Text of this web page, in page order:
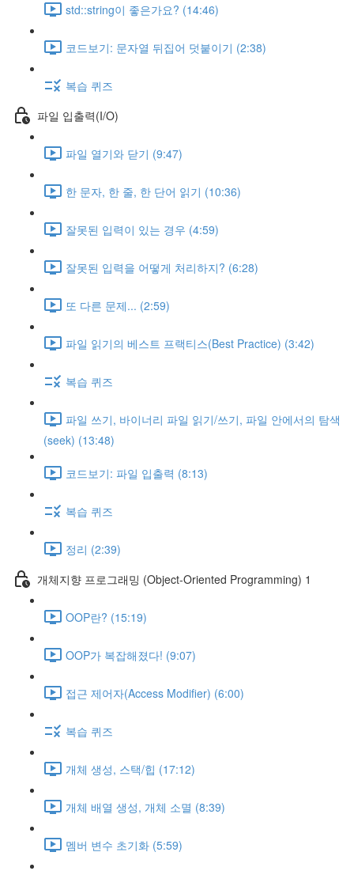
std::string이 좋은가요? (14:46)
코드보기: 문자열 뒤집어 덧붙이기 (2:38)
복습 퀴즈
파일 입출력(I/O)
파일 열기와 닫기 (9:47)
한 문자, 한 줄, 한 단어 읽기 (10:36)
잘못된 입력이 있는 경우 (4:59)
잘못된 입력을 어떻게 처리하지? (6:28)
또 다른 문제... (2:59)
파일 읽기의 베스트 프랙티스(Best Practice) (3:42)
복습 퀴즈
파일 쓰기, 바이너리 파일 읽기/쓰기, 파일 안에서의 탐색
(seek) (13:48)
코드보기: 파일 입출력 (8:13)
복습 퀴즈
정리 (2:39)
개체지향 프로그래밍 (Object-Oriented Programming) 1
OOP란? (15:19)
OOP가 복잡해졌다! (9:07)
접근 제어자(Access Modifier) (6:00)
복습 퀴즈
개체 생성, 스택/힙 (17:12)
개체 배열 생성, 개체 소멸 (8:39)
멤버 변수 초기화 (5:59)